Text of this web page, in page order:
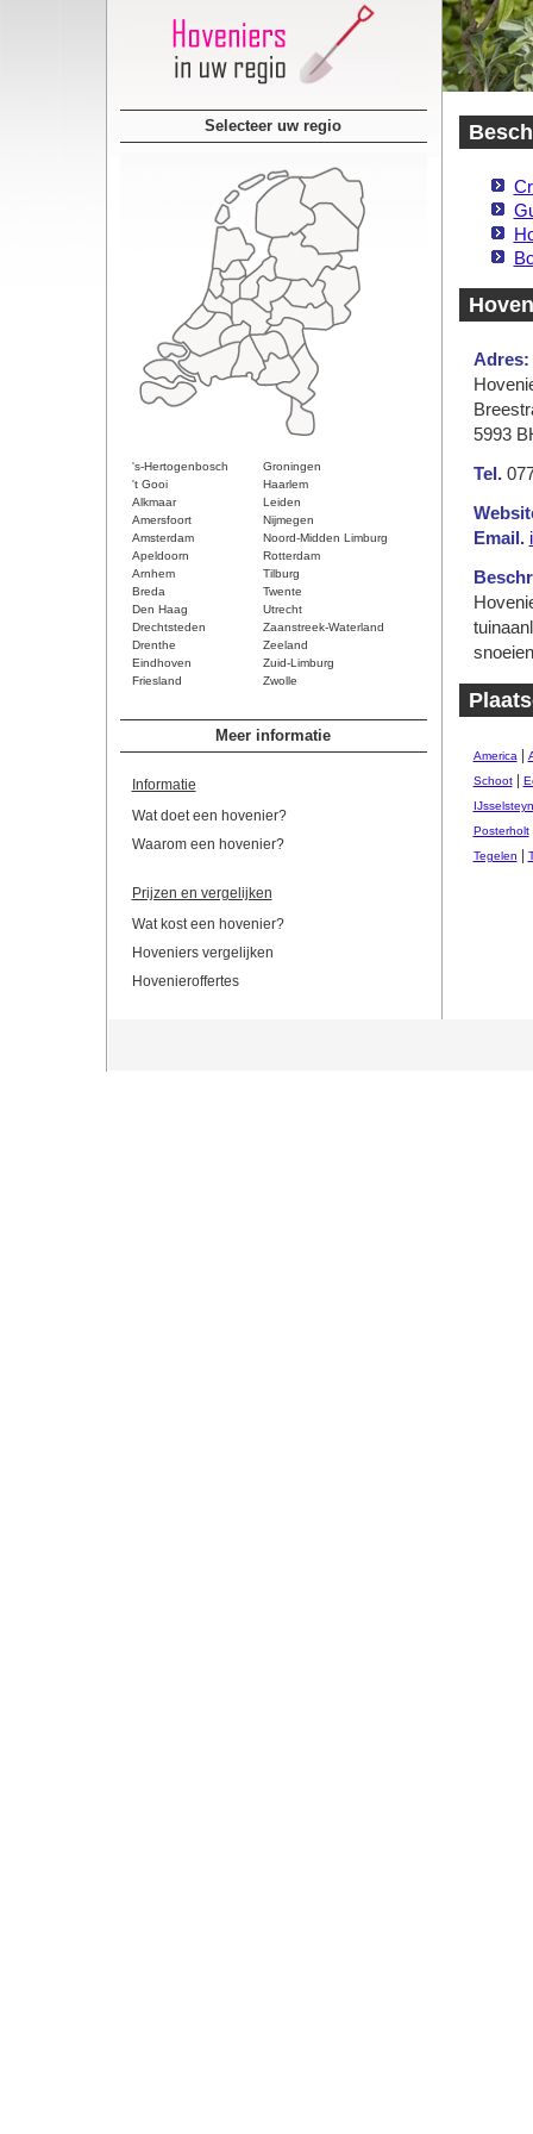
Selecteer uw regio
's-Hertogenbosch
Groningen
't Gooi
Haarlem
Alkmaar
Leiden
Amersfoort
Nijmegen
Amsterdam
Noord-Midden Limburg
Apeldoorn
Rotterdam
Arnhem
Tilburg
Breda
Twente
Den Haag
Utrecht
Drechtsteden
Zaanstreek-Waterland
Drenthe
Zeeland
Eindhoven
Zuid-Limburg
Friesland
Zwolle
Meer informatie
Informatie
Wat doet een hovenier?
Waarom een hovenier?
Prijzen en vergelijken
Wat kost een hovenier?
Hoveniers vergelijken
Hovenieroffertes
Adres:
5993
Tel.
Email.
America|
Schoot|
Posterholt
Tegelen